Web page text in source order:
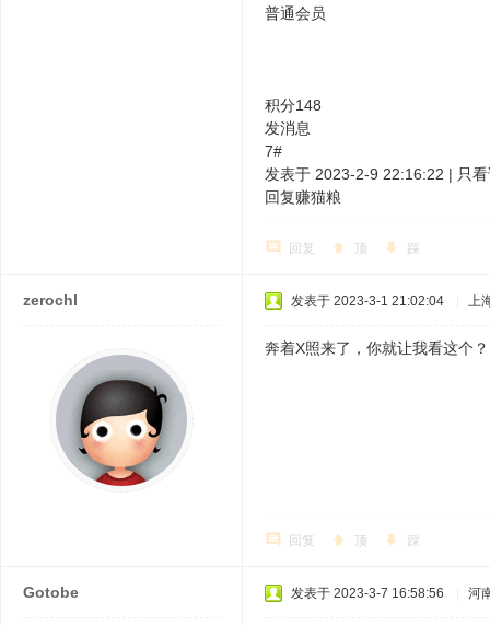
普通会员
积分148
发消息
7#
发表于 2023-2-9 22:16:22 | 只
回复赚猫粮
回复 顶 踩
zerochl 发表于 2023-3-1 21:02:04 上
奔着X照来了，你就让我看这个
回复 顶 踩
Gotobe 发表于 2023-3-7 16:58:56 河